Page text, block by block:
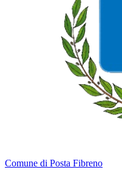
Comune di Posta Fibreno